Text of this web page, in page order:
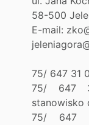
58-500
E-mail:
75/ 647 31
75/ 647
stanowisko
75/ 647